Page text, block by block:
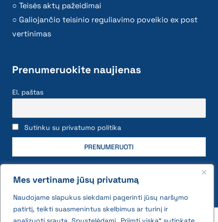
Mes vertiname jūsų privatumą
Naudojame slapukus siekdami pagerinti jūsų naršymo
patirtį, teikti suasmenintus skelbimus ar turinį ir
Teisės aktų pažeidimai
Galiojančio teisinio reguliavimo poveikio ex post
vertinimas
Prenumeruokite naujienas
El. paštas
Sutinku su privatumo politika
2026 © All rights reserved | VĮ Žemės ūkio duomenų